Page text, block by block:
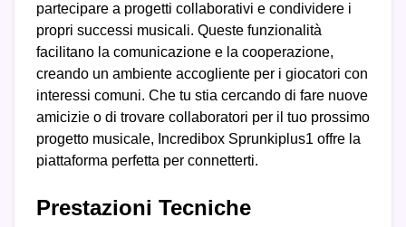
partecipare a progetti collaborativi e condividere i
propri successi musicali. Queste funzionalità
facilitano la comunicazione e la cooperazione,
creando un ambiente accogliente per i giocatori con
interessi comuni. Che tu stia cercando di fare nuove
amicizie o di trovare collaboratori per il tuo prossimo
progetto musicale, Incredibox Sprunkiplus1 offre la
piattaforma perfetta per connetterti.
Prestazioni Tecniche